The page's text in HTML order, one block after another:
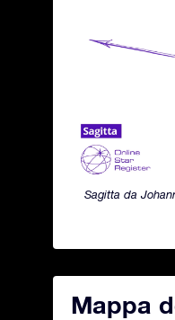
Sagitta da
Mappa